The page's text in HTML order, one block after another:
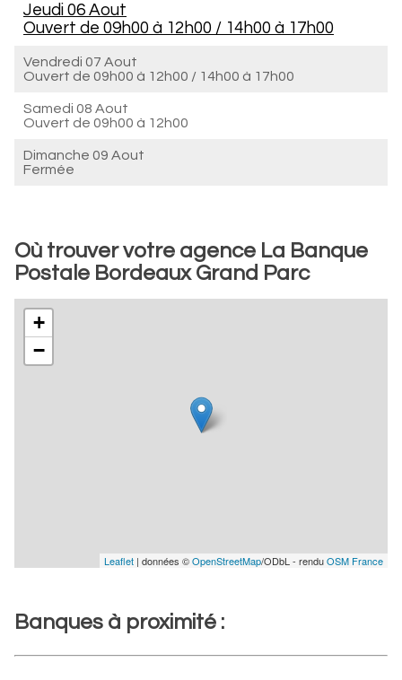
Jeudi 06 Aout
Ouvert de 09h00 à 12h00 / 14h00 à 17h00
Vendredi 07 Aout
Ouvert de 09h00 à 12h00 / 14h00 à 17h00
Samedi 08 Aout
Ouvert de 09h00 à 12h00
Dimanche 09 Aout
Fermée
Où trouver votre agence La Banque
Postale Bordeaux Grand Parc
+
−
Leaflet | données ©OpenStreetMap/ODbL - renduOSM France
Banques à proximité :